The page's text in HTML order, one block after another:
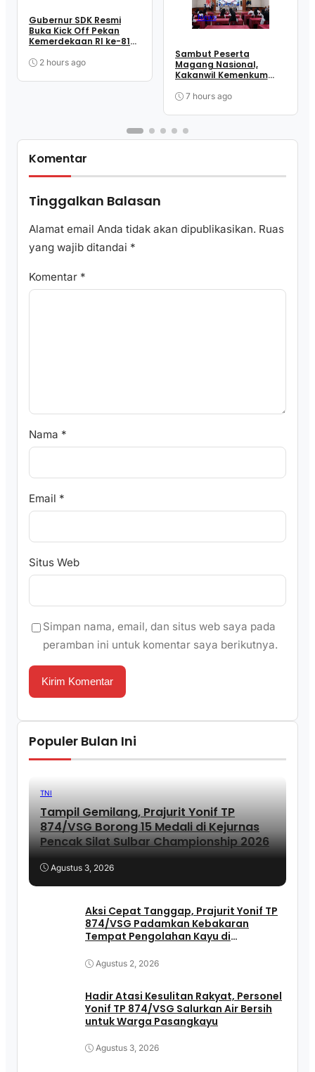
Gubernur SDK Resmi
Buka Kick Off Pekan
Kemerdekaan RI ke-81
2 hours ago
News
Sambut Peserta
Magang Nasional,
Kakanwil Kemenkum
Disiplin dan
7 hours ago
Komentar
Tinggalkan Balasan
Alamat email Anda tidak akan dipublikasikan. Ruas
yang wajib ditandai *
Komentar *
Nama *
Email *
Situs Web
Simpan nama, email, dan situs web saya pada
peramban ini untuk komentar saya berikutnya.
Populer Bulan Ini
TNI
Tampil Gemilang, Prajurit Yonif TP
874/VSG Borong 15 Medali di Kejurnas
Pencak Silat Sulbar Championship 2026
Agustus 3, 2026
Aksi Cepat Tanggap, Prajurit Yonif TP
874/VSG Padamkan Kebakaran
Tempat Pengolahan Kayu di
Agustus 2, 2026
Hadir Atasi Kesulitan Rakyat, Personel
Yonif TP 874/VSG Salurkan Air Bersih
untuk Warga Pasangkayu
Agustus 3, 2026